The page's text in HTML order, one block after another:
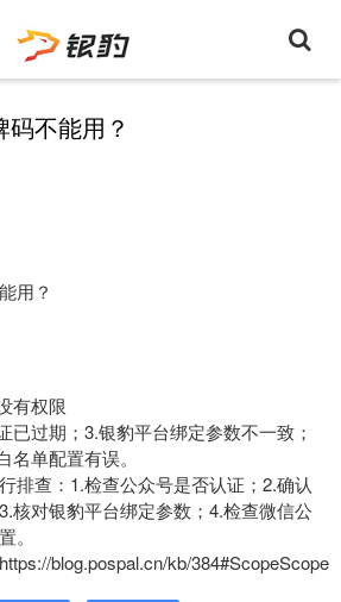
不能用？
用？
有权限
已过期；3.银豹平台绑定参数不一致；
单配置有误。
排查：1.检查公众号是否认证；2.确认
核对银豹平台绑定参数；4.检查微信公
。
blog.pospal.cn/kb/384#ScopeScope